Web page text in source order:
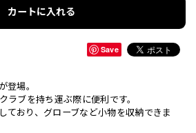
カートに入れる
Save
登場。
ラブを持ち運ぶ際に便利です。
ており、グローブなど小物を収納できま